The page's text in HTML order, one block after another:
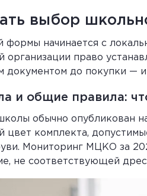
выбор
начинается с
организации право
документом до покупки —
и общие правила:
обычно опубликован
цвет комплекта,
Мониторинг МЦКО за
не соответствующей